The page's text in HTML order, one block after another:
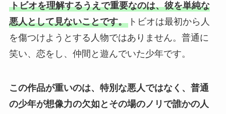
トビオを理解するうえで重要なのは、彼を単純な
悪人として見ないことです。トビオは最初から人
を傷つけようとする人物ではありません。普通に
笑い、恋をし、仲間と遊んでいた少年です。
この作品が重いのは、特別な悪人ではなく、普通
の少年が想像力の欠如とその場のノリで誰かの人